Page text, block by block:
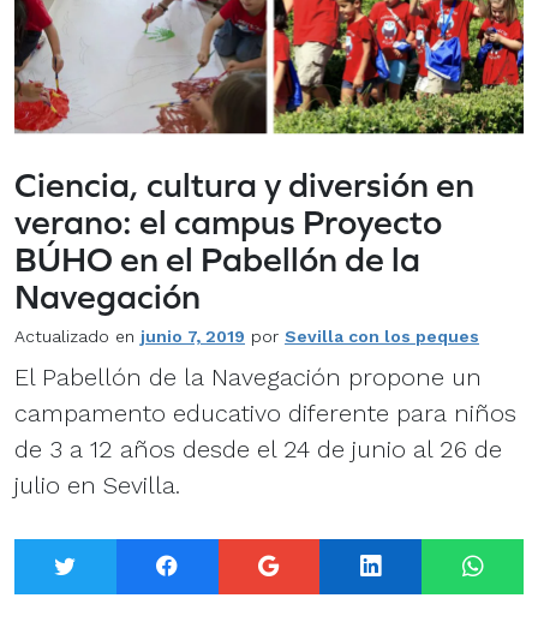
Ciencia, cultura y diversión en
verano: el campus Proyecto
BÚHO en el Pabellón de la
Navegación
Actualizado en junio 7, 2019 por Sevilla con los peques
El Pabellón de la Navegación propone un
campamento educativo diferente para niños
de 3 a 12 años desde el 24 de junio al 26 de
julio en Sevilla.
Twitter Facebook Google+ LinkedIn